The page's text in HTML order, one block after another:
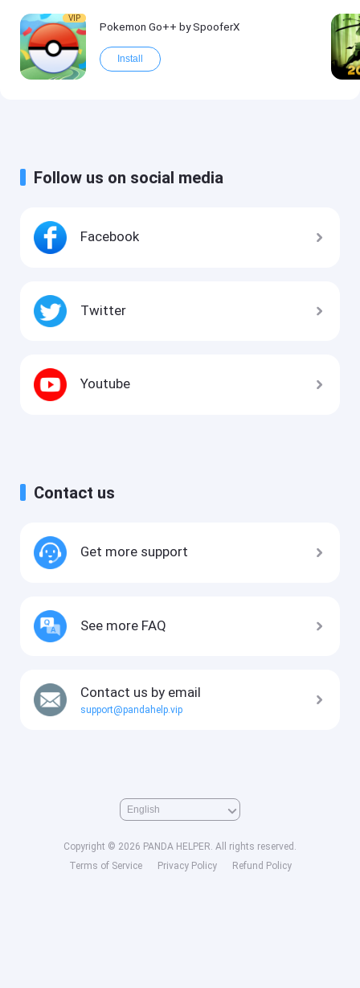
VIP
Pokemon Go++ by SpooferX
Install
Follow us on social media
Facebook
Twitter
Youtube
Contact us
Get more support
See more FAQ
Contact us by email
support@pandahelp.vip
Copyright © 2026 PANDA HELPER. All rights reserved.
Terms of Service
Privacy Policy Refund Policy